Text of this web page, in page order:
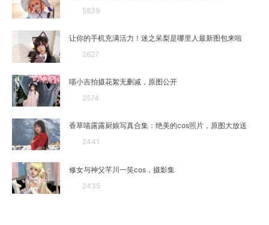
5839
让你的手机充满活力！迷之呆梨是哪里人最新图包来啦
2627
喵小吉拍摄花絮无删减，原图公开
2574
香草喵露露厨娘写真合集：绝美的cos照片，原图大放送
2441
修女与神父芊川一笑cos，摄影集
2435